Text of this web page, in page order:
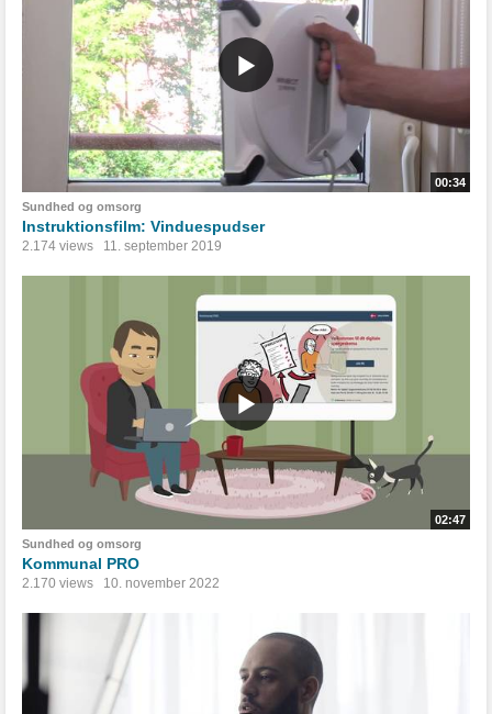
00:34
Sundhed og omsorg
Instruktionsfilm: Vinduespudser
2.174 views 11. september 2019
02:47
Sundhed og omsorg
Kommunal PRO
2.170 views 10. november 2022